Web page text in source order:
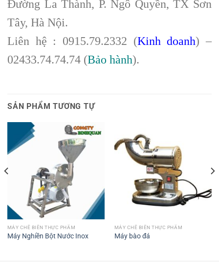
Đường La Thành, P. Ngô Quyền, TX Sơn
Tây, Hà Nội.
Liên hệ : 0915.79.2332 (Kinh doanh) –
02433.74.74.74 (Bảo hành).
SẢN PHẨM TƯƠNG TỰ
MÁY CHẾ BIẾN THỰC PHẨM
Máy Nghiền Bột Nước Inox
MÁY CHẾ BIẾN THỰC PHẨM
Máy bào đá